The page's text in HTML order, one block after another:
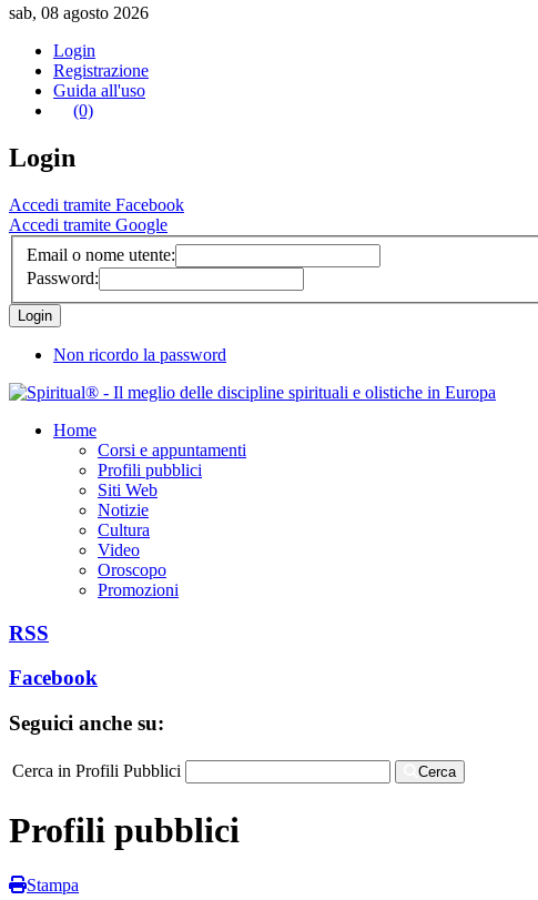
sab, 08 agosto 2026
Login
Registrazione
Guida all'uso
(0)
Login
Accedi tramite Facebook
Accedi tramite Google
Email o nome utente:
Password:
Non ricordo la password
Home
Corsi e appuntamenti
Profili pubblici
Siti Web
Notizie
Cultura
Video
Oroscopo
Promozioni
RSS
Facebook
Seguici anche su:
Cerca in Profili Pubblici Cerca
Profili pubblici
Stampa